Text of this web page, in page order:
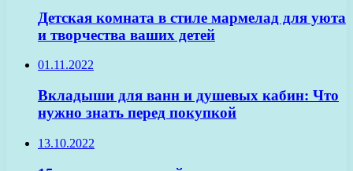
Детская комната в стиле мармелад для уюта
и творчества ваших детей
01.11.2022
Вкладыши для ванн и душевых кабин: Что
нужно знать перед покупкой
13.10.2022